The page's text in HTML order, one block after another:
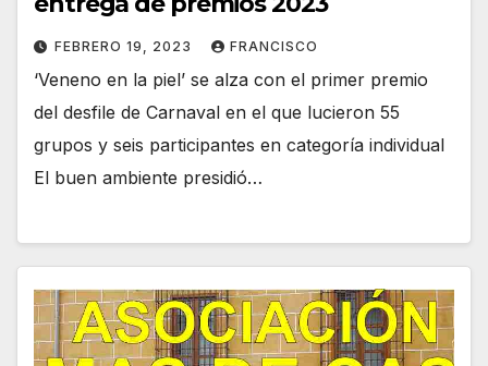
FEBRERO 19, 2023 FRANCISCO
‘Veneno en la piel’ se alza con el primer premio
del desfile de Carnaval en el que lucieron 55
grupos y seis participantes en categoría individual
El buen ambiente presidió…